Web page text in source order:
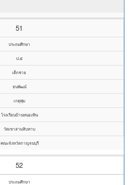
51
ประถมศึกษา
ป.๕
เด็กชาย
ธนพัฒน์
เกตุพุ่ม
โรงเรียนบ้านหนองหิน
วัดเขาสามสิบหาบ
คณะจังหวัดกาญจนบุรี
52
ประถมศึกษา